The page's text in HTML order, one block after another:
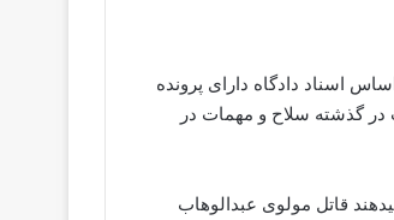
اسناد دادگاه دارای پرونده
گذشته سلاح و مهمات در
قاتل مولوی عبدالوهاب